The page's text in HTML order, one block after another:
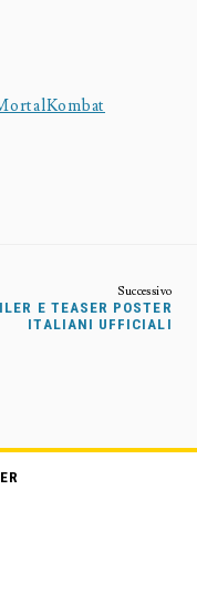
E TEASER POSTER
ITALIANI UFFICIALI